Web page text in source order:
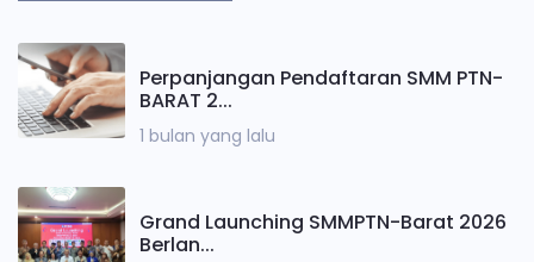
Perpanjangan Pendaftaran SMM PTN-
BARAT 2...
1 bulan yang lalu
Grand Launching SMMPTN-Barat 2026
Berlan...